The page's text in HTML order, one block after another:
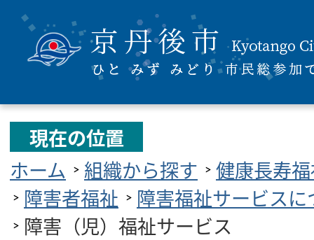
現在の位置
ホーム
組織から探す
健康長寿
障害者福祉
障害福祉サービスに
障害（児）福祉サービス